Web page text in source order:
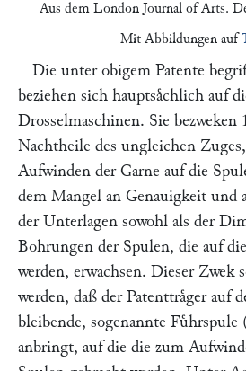
Aus dem London Journal of Arts.
Mit Abbildungen auf
Die unter obigem Patente
beziehen sich hauptsaͤchlich auf
Drosselmaschinen. Sie bezweken
Nachtheile des ungleichen
Aufwinden der Garne auf die
dem Mangel an Genauigkeit und
der Unterlagen sowohl als der
Bohrungen der Spulen, die auf
werden, erwachsen. Dieser Zwek
werden, daß der Patenttraͤger auf
bleibende, sogenannte Fuͤhrspule
anbringt, auf die die zum